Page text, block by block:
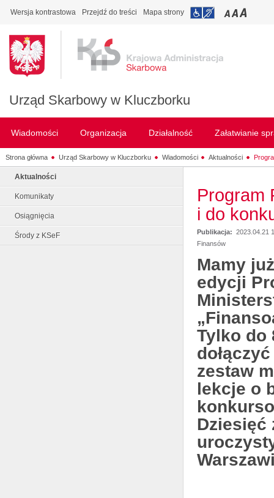
Wersja kontrastowa Przejdź do treści Mapa strony
Urząd Skarbowy w Kluczborku
Wiadomości Organizacja Działalność Załatwianie
Strona główna Urząd Skarbowy w Kluczborku Wiadomości Aktualności
Aktualności
Komunikaty
Osiągnięcia
Środy z KSeF
Program
i do
Publikacja: 2023.04.21
Finansów
Mamy
edycji
Tylko do
zestaw
lekcje o
Dziesięć